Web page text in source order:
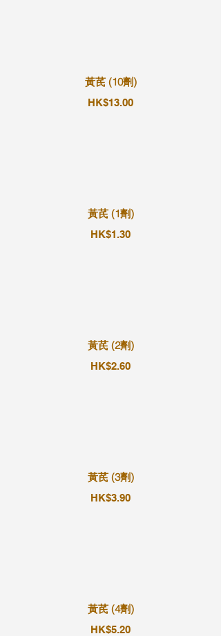
黃芪 (10劑)
HK$13.00
黃芪 (1劑)
HK$1.30
黃芪 (2劑)
HK$2.60
黃芪 (3劑)
HK$3.90
黃芪 (4劑)
HK$5.20